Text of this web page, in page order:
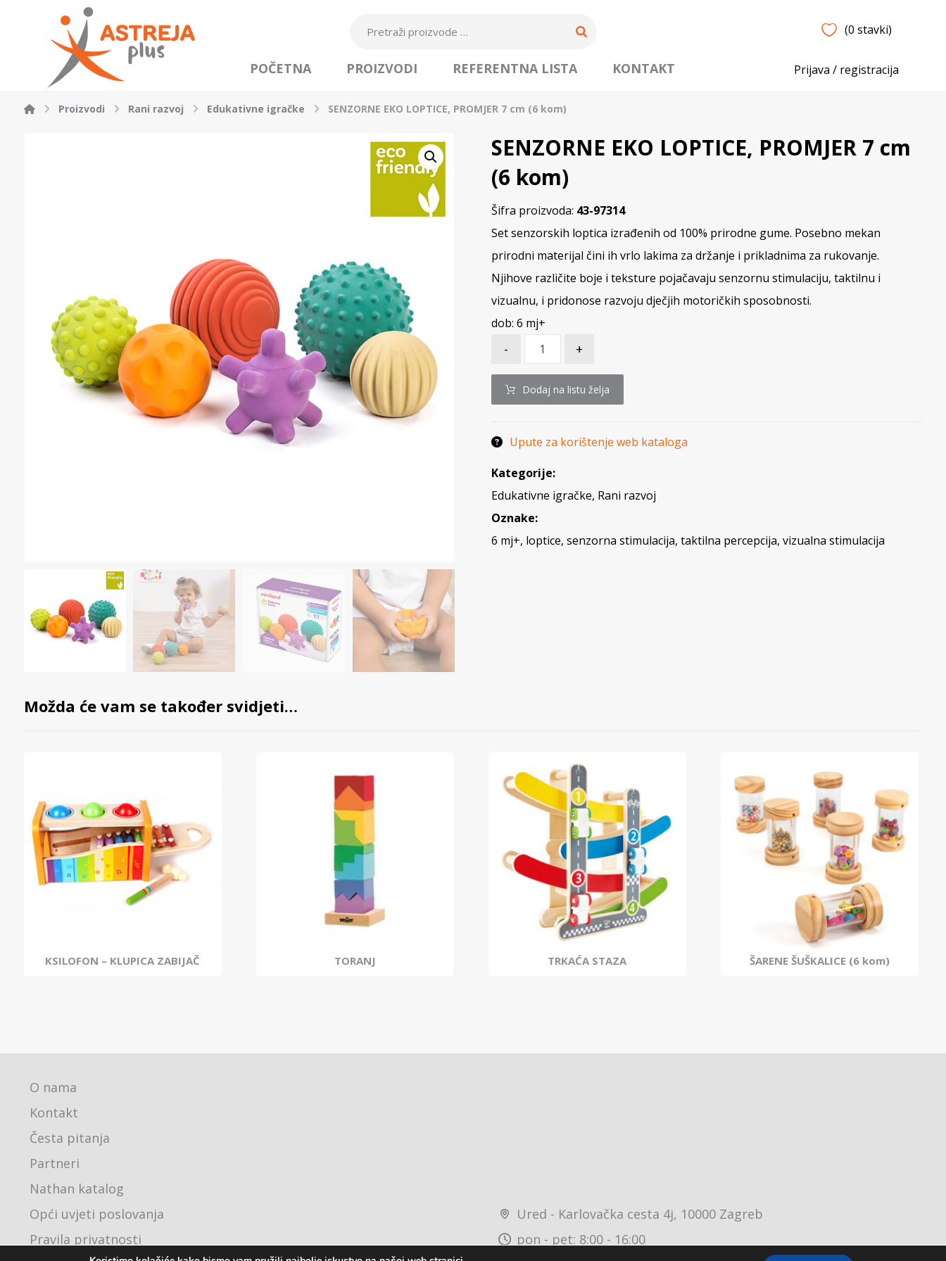
(0 stavki)
Prijava / registracija
POČETNA PROIZVODI REFERENTNA LISTA KONTAKT
Proizvodi Rani razvoj Edukativne igračke SENZORNE EKO LOPTICE, PROMJER 7 cm (6 kom)
SENZORNE EKO LOPTICE, PROMJER 7 cm
(6 kom)
Šifra proizvoda: 43-97314
Set senzorskih loptica izrađenih od 100% prirodne gume. Posebno mekan
prirodni materijal čini ih vrlo lakima za držanje i prikladnima za rukovanje.
Njihove različite boje i teksture pojačavaju senzornu stimulaciju, taktilnu i
vizualnu, i pridonose razvoju dječjih motoričkih sposobnosti.
dob: 6 mj+
- +
Dodaj na listu želja
Upute za korištenje web kataloga
Kategorije:
Edukativne igračke, Rani razvoj
Oznake:
6 mj+, loptice, senzorna stimulacija, taktilna percepcija, vizualna stimulacija
Možda će vam se također svidjeti…
KSILOFON – KLUPICA ZABIJAČ TORANJ TRKAĆA STAZA ŠARENE ŠUŠKALICE (6 kom)
O nama
Kontakt
Česta pitanja
Partneri
Nathan katalog
Opći uvjeti poslovanja
Pravila privatnosti
Ured - Karlovačka cesta 4j, 10000 Zagreb
pon - pet: 8:00 - 16:00